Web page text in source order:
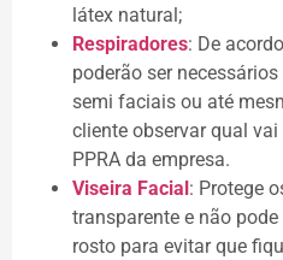
látex natural;
Respiradores: De
poderão ser
semi faciais ou até
cliente observar qual
PPRA da empresa.
Viseira Facial : Protege
transparente e não
rosto para evitar que